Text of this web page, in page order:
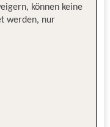
können keine
werden, nur